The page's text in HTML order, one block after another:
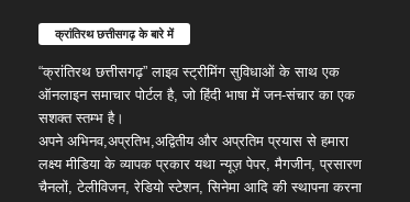
क्रांतिरथ छत्तीसगढ़ के बारे में
“क्रांतिरथ छत्तीसगढ़” लाइव स्ट्रीमिंग सुविधाओं के साथ एक
ऑनलाइन समाचार पोर्टल है, जो हिंदी भाषा में जन-संचार का एक
सशक्त स्तम्भ है।
अपने अभिनव,अप्रतिभ,अद्वितीय और अप्रतिम प्रयास से हमारा
लक्ष्य मीडिया के व्यापक प्रकार यथा न्यूज़ पेपर, मैगजीन, प्रसारण
चैनलों, टेलीविजन, रेडियो स्टेशन, सिनेमा आदि की स्थापना करना